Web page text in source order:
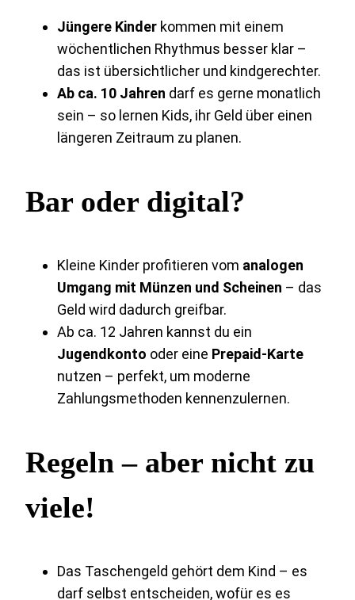
Jüngere Kinder kommen mit einem
wöchentlichen Rhythmus besser klar –
das ist übersichtlicher und kindgerechter.
Ab ca. 10 Jahren darf es gerne monatlich
sein – so lernen Kids, ihr Geld über einen
längeren Zeitraum zu planen.
Bar oder digital?
Kleine Kinder profitieren vom analogen
Umgang mit Münzen und Scheinen – das
Geld wird dadurch greifbar.
Ab ca. 12 Jahren kannst du ein
Jugendkonto oder eine Prepaid-Karte
nutzen – perfekt, um moderne
Zahlungsmethoden kennenzulernen.
Regeln – aber nicht zu
viele!
Das Taschengeld gehört dem Kind – es
darf selbst entscheiden, wofür es es